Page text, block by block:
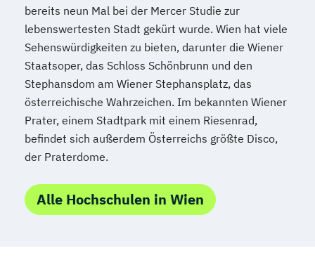
bereits neun Mal bei der Mercer Studie zur
lebenswertesten Stadt gekürt wurde. Wien hat viele
Sehenswürdigkeiten zu bieten, darunter die Wiener
Staatsoper, das Schloss Schönbrunn und den
Stephansdom am Wiener Stephansplatz, das
österreichische Wahrzeichen. Im bekannten Wiener
Prater, einem Stadtpark mit einem Riesenrad,
befindet sich außerdem Österreichs größte Disco,
der Praterdome.
Alle Hochschulen in Wien